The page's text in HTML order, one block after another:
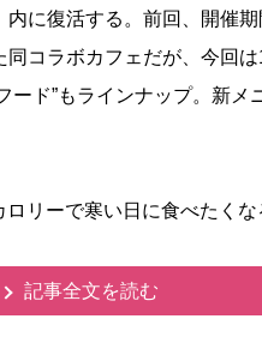
内に復活する。前回、開催
同コラボカフェだが、今回
ード”もラインナップ。新メ
リーで寒い日に食べたくな
記事全文を読む